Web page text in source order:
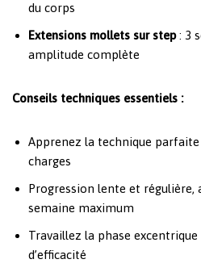
du corps
Extensions mollets sur step: 3
amplitude complète
Conseils techniques essentiels :
Apprenez la technique parfaite
charges
Progression lente et régulière,
semaine maximum
Travaillez la phase
d’efficacité